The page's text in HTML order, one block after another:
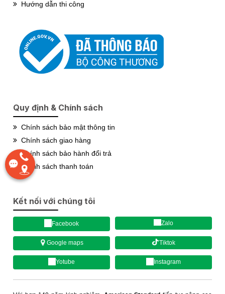
Hướng dẫn thi công
Quy định & Chính sách
Chính sách bảo mật thông tin
Chính sách giao hàng
Chính sách bảo hành đổi trả
Chính sách thanh toán
Kết nối với chúng tôi
Facebook Zalo
Google maps Tiktok
Yotube Instagram